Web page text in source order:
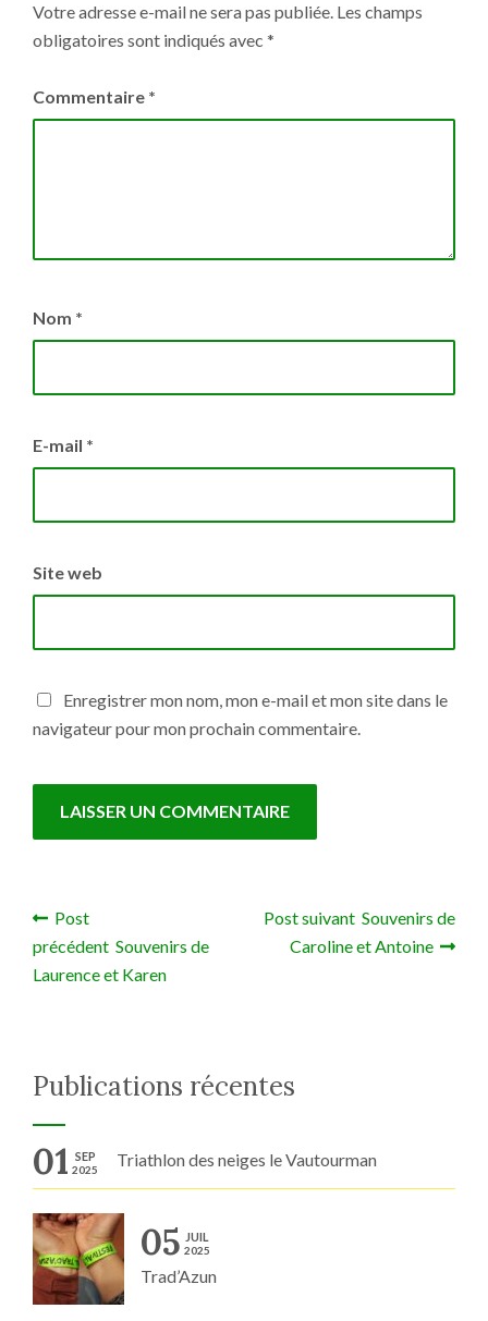
Votre adresse e-mail ne sera pas publiée. Les champs
obligatoires sont indiqués avec *
Commentaire *
Nom *
E-mail *
Site web
Enregistrer mon nom, mon e-mail et mon site dans le
navigateur pour mon prochain commentaire.
Navigation de l’article
Post
précédent Souvenirs de
Laurence et Karen
Post suivant Souvenirs de
Caroline et Antoine
Publications récentes
01 SEP
2025 Triathlon des neiges le Vautourman
05 JUIL
2025
Trad’Azun